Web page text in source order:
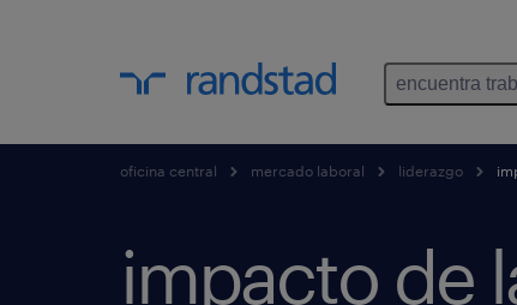
encuentra
oficina central mercado laboral liderazgo
impacto de